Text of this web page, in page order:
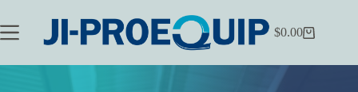
contenido
Carrito
compra
$0.00